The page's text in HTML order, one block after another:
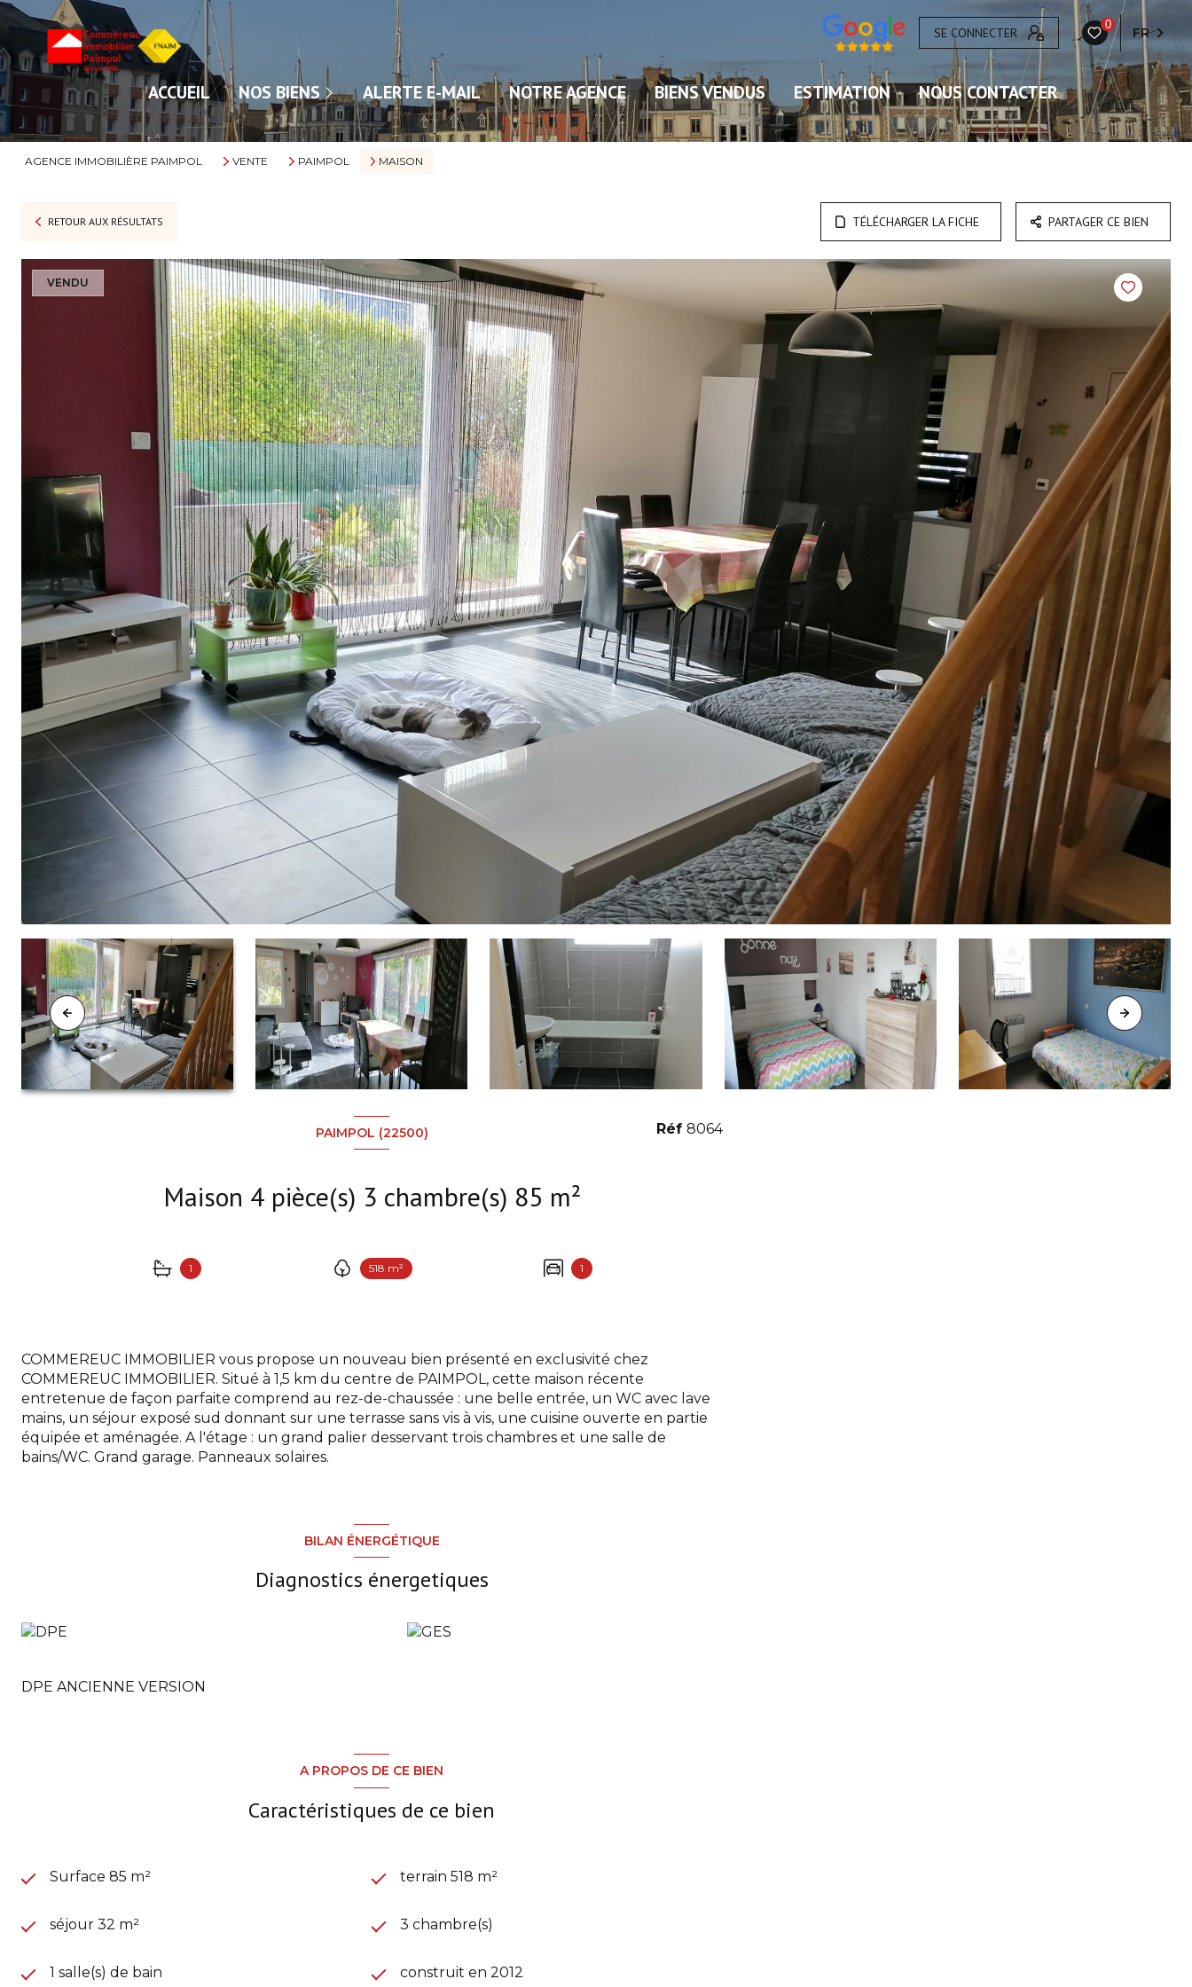
SE CONNECTER
0
FR
ACCUEIL NOS BIENS
NOS VENTES
NOS LOCATIONS
ALERTE E-MAIL NOTRE AGENCE BIENS VENDUS ESTIMATION NOUS CONTACTER
AGENCE IMMOBILIÈRE PAIMPOL VENTE PAIMPOL MAISON
RETOUR AUX RÉSULTATS TÉLÉCHARGER LA FICHE PARTAGER CE BIEN
VENDU
PAIMPOL (22500)
Maison 4 pièce(s) 3 chambre(s) 85 m²
1 518 m² 1
Réf 8064
COMMEREUC IMMOBILIER vous propose un nouveau bien présenté en exclusivité chez
COMMEREUC IMMOBILIER. Situé à 1,5 km du centre de PAIMPOL, cette maison récente
entretenue de façon parfaite comprend au rez-de-chaussée : une belle entrée, un WC avec lave
mains, un séjour exposé sud donnant sur une terrasse sans vis à vis, une cuisine ouverte en partie
équipée et aménagée. A l'étage : un grand palier desservant trois chambres et une salle de
bains/WC. Grand garage. Panneaux solaires.
BILAN ÉNERGÉTIQUE
Diagnostics énergetiques
DPE ANCIENNE VERSION
A PROPOS DE CE BIEN
Caractéristiques de ce bien
Surface 85 m² terrain 518 m²
séjour 32 m² 3 chambre(s)
1 salle(s) de bain construit en 2012